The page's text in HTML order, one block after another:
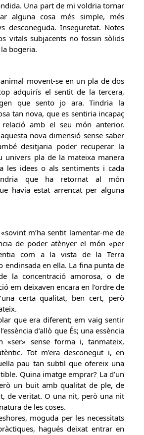
Una part de mi voldria tornar
alguna cosa més simple, més
desconeguda. Inseguretat. Notes
vitals subjacents no fossin sòlids
bogeria.
movent-se en un pla de dos
adquirís el sentit de la tercera,
que sento jo ara. Tindria la
tan nova, que es sentiria incapaç
amb el seu món anterior.
nova dimensió sense saber
desitjaria poder recuperar la
univers pla de la mateixa manera
les idees o als sentiments i cada
que ha retornat al món
havia estat arrencat per alguna
m’ha sentit lamentar-me de
de poder atènyer el món «per
com a la vista de la Terra
endinsada en ella. La fina punta de
la concentració amorosa, o de
em deixaven encara en l’ordre de
certa qualitat, ben cert, però
que era diferent; em vaig sentir
d’allò que És; una essència
«ser» sense forma i, tanmateix,
Tot m’era desconegut i, en
pau tan subtil que ofereix una
Quina imatge emprar? La d’un
un buit amb qualitat de ple, de
de veritat. O una nit, però una nit
de les coses.
moguda per les necessitats
hagués deixat entrar en